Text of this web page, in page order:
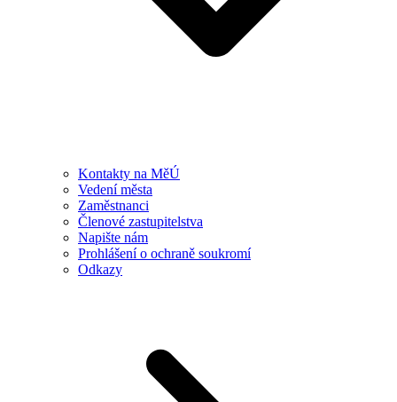
Kontakty na MěÚ
Vedení města
Zaměstnanci
Členové zastupitelstva
Napište nám
Prohlášení o ochraně soukromí
Odkazy